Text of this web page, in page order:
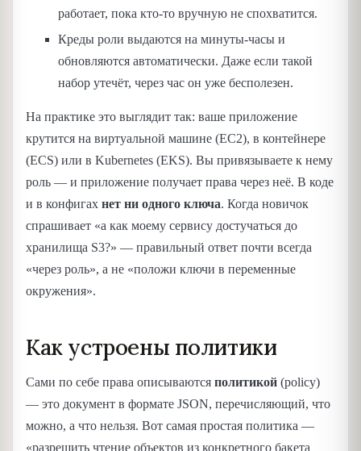
работает, пока кто-то вручную не спохватится.
Креды роли выдаются на минуты-часы и
обновляются автоматически. Даже если такой
набор утечёт, через час он уже бесполезен.
На практике это выглядит так: ваше приложение
крутится на виртуальной машине (EC2), в контейнере
(ECS) или в Kubernetes (EKS). Вы привязываете к нему
роль — и приложение получает права через неё. В коде
и в конфигах нет ни одного ключа. Когда новичок
спрашивает «а как моему сервису достучаться до
хранилища S3?» — правильный ответ почти всегда
«через роль», а не «положи ключи в переменные
окружения».
Как устроены политики
Сами по себе права описываются политикой (policy)
— это документ в формате JSON, перечисляющий, что
можно, а что нельзя. Вот самая простая политика —
«разрешить чтение объектов из конкретного бакета